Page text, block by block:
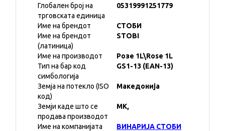
Глобален број на
трговската единица
05319991251779
Име на брендот
СТОБИ
Име на брендот
(латиница)
STOBI
Име на производот
Розе 1L\Rose 1L
Тип на бар код
симбологија
GS1-13 (EAN-13)
Земја на потекло (ISO
код)
Македонија
Земји каде што се
продава производот
MK,
Име на компанијата
ВИНАРИЈА СТОБИ